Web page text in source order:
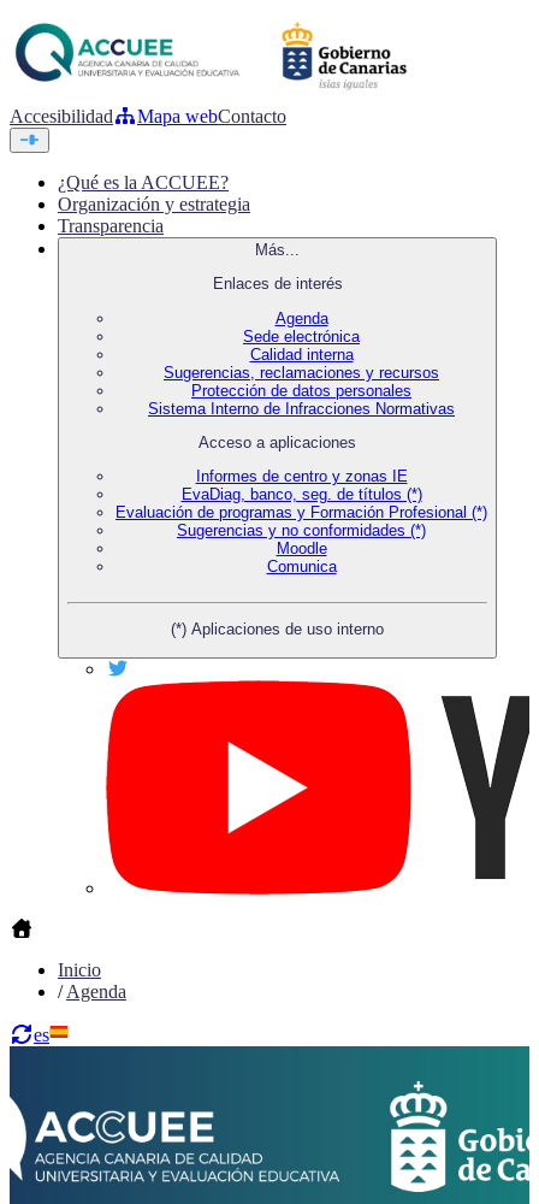
Accesibilidad Mapa webContacto
¿Qué es la ACCUEE?
Organización y estrategia
Transparencia
Más...
Enlaces de interés
Agenda
Sede electrónica
Calidad interna
Sugerencias, reclamaciones y recursos
Protección de datos personales
Sistema Interno de Infracciones Normativas
Acceso a aplicaciones
Informes de centro y zonas IE
EvaDiag, banco, seg. de títulos (*)
Evaluación de programas y Formación Profesional (*)
Sugerencias y no conformidades (*)
Moodle
Comunica
(*) Aplicaciones de uso interno
Inicio
/Agenda
es